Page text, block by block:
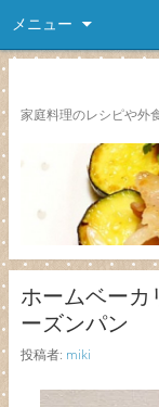
メニュー
家庭料理のレシピや外
ホームベーカ
ーズンパン
投稿者: miki